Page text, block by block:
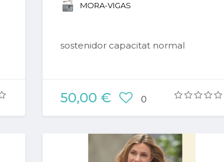
MORA-VIGAS
sostenidor capacitat normal
50,00 € 0